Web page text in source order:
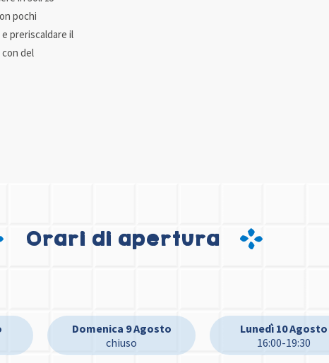
pochi
preriscaldare il
del
Orari di apertura
Domenica 9 Agosto
chiuso
Lunedì 10 Agosto
16:00-19:30